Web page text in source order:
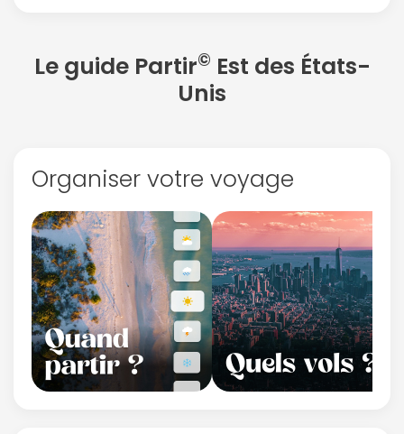
Le guide Partir© Est des États-
Unis
Organiser votre voyage